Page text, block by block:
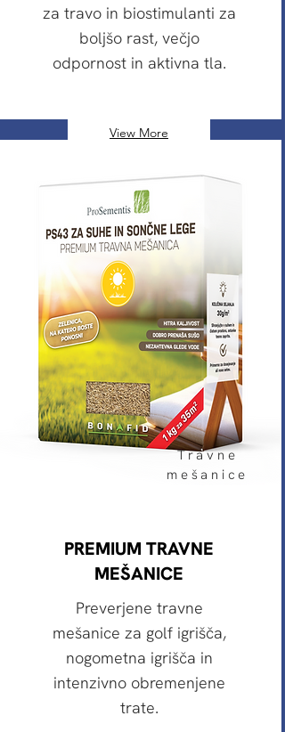
za travo in biostimulanti za
boljšo rast, večjo
odpornost in aktivna tla.
View More
Travne
mešanice
PREMIUM TRAVNE
MEŠANICE
Preverjene travne
mešanice za golf igrišča,
nogometna igrišča in
intenzivno obremenjene
trate.